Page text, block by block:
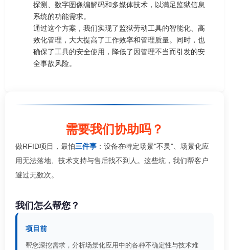
探测、数字图像编解码和多媒体技术，以满足监狱信息
系统的功能需求。
通过这个方案，我们实现了监狱劳动工具的智能化、高
效化管理，大大提高了工作效率和管理质量。同时，也
确保了工具的安全使用，降低了因管理不当而引发的安
全事故风险。
需要我们协助吗？
做RFID项目，最怕三件事 ：设备在特定场景"不灵"、场景化应
用无法落地、技术支持与售后找不到人。这些坑，我们帮客户
避过无数次。
我们怎么帮您？
项目前
帮您深挖需求，分析场景化应用中的各种不确定性与技术难